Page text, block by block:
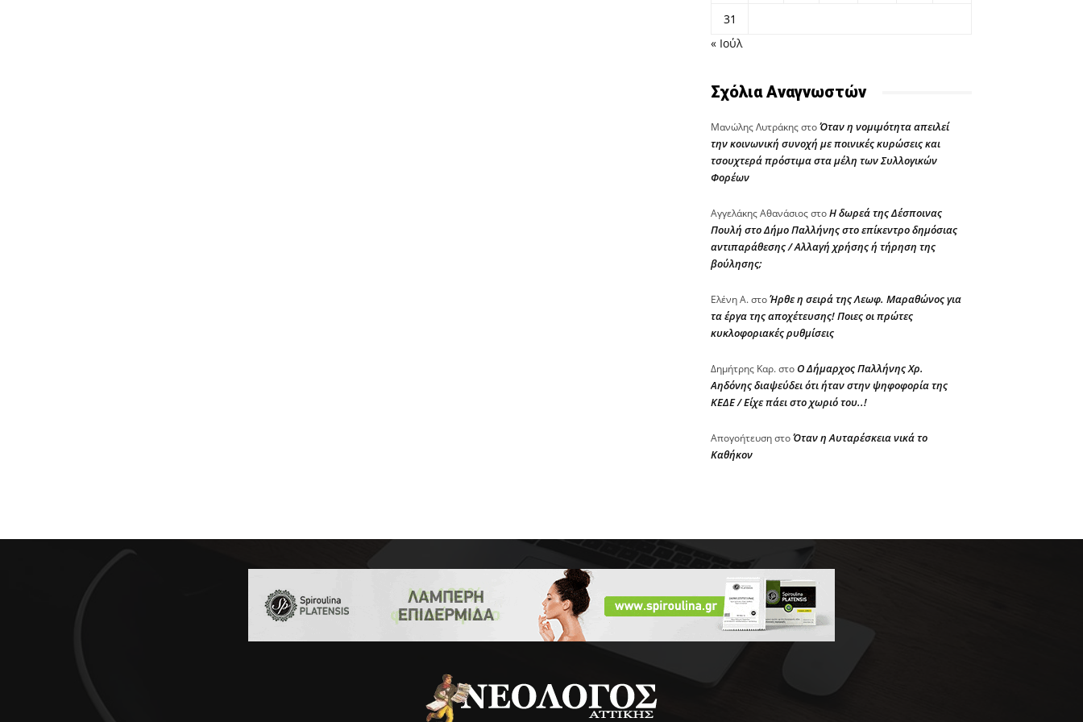
31
« Ιούλ
Σχόλια Αναγνωστών
Μανώλης ΛυτράκηςστοΌταν η νομιμότητα απειλεί
την κοινωνική συνοχή με ποινικές κυρώσεις και
τσουχτερά πρόστιμα στα μέλη των Συλλογικών
Φορέων
Αγγελάκης ΑθανάσιοςστοΗ δωρεά της Δέσποινας
Πουλή στο Δήμο Παλλήνης στο επίκεντρο δημόσιας
αντιπαράθεσης / Αλλαγή χρήσης ή τήρηση της
βούλησης;
Ελένη Α.στοΉρθε η σειρά της Λεωφ. Μαραθώνος για
τα έργα της αποχέτευσης! Ποιες οι πρώτες
κυκλοφοριακές ρυθμίσεις
Δημήτρης Καρ.στοΟ Δήμαρχος Παλλήνης Χρ.
Αηδόνης διαψεύδει ότι ήταν στην ψηφοφορία της
ΚΕΔΕ / Είχε πάει στο χωριό του..!
ΑπογοήτευσηστοΌταν η Αυταρέσκεια νικά το
Καθήκον